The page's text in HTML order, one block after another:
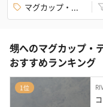
マグカップ・...
甥へのマグカップ・
おすすめランキング
1位